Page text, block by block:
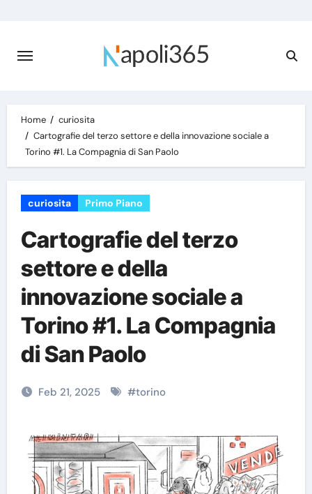
content
Home
curiosita
Cartografie del terzo settore e della innovazione sociale a
Torino #1. La Compagnia di San Paolo
curiosita Primo Piano
Cartografie del terzo
settore e della
innovazione sociale a
Torino #1. La Compagnia
di San Paolo
Feb 21, 2025 #torino